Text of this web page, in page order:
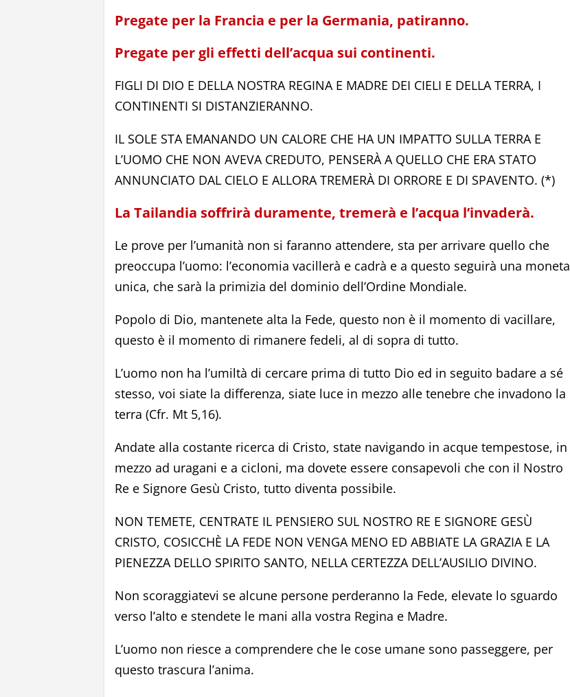
Pregate per la Francia e per la Germania, patiranno.
Pregate per gli effetti dell’acqua sui continenti.
FIGLI DI DIO E DELLA NOSTRA REGINA E MADRE DEI CIELI E DELLA TERRA, I
CONTINENTI SI DISTANZIERANNO.
IL SOLE STA EMANANDO UN CALORE CHE HA UN IMPATTO SULLA TERRA E
L’UOMO CHE NON AVEVA CREDUTO, PENSERÀ A QUELLO CHE ERA STATO
ANNUNCIATO DAL CIELO E ALLORA TREMERÀ DI ORRORE E DI SPAVENTO. (*)
La Tailandia soffrirà duramente, tremerà e l’acqua l’invaderà.
Le prove per l’umanità non si faranno attendere, sta per arrivare quello che
preoccupa l’uomo: l’economia vacillerà e cadrà e a questo seguirà una moneta
unica, che sarà la primizia del dominio dell’Ordine Mondiale.
Popolo di Dio, mantenete alta la Fede, questo non è il momento di vacillare,
questo è il momento di rimanere fedeli, al di sopra di tutto.
L’uomo non ha l’umiltà di cercare prima di tutto Dio ed in seguito badare a sé
stesso, voi siate la differenza, siate luce in mezzo alle tenebre che invadono la
terra (Cfr. Mt 5,16).
Andate alla costante ricerca di Cristo, state navigando in acque tempestose, in
mezzo ad uragani e a cicloni, ma dovete essere consapevoli che con il Nostro
Re e Signore Gesù Cristo, tutto diventa possibile.
NON TEMETE, CENTRATE IL PENSIERO SUL NOSTRO RE E SIGNORE GESÙ
CRISTO, COSICCHÈ LA FEDE NON VENGA MENO ED ABBIATE LA GRAZIA E LA
PIENEZZA DELLO SPIRITO SANTO, NELLA CERTEZZA DELL’AUSILIO DIVINO.
Non scoraggiatevi se alcune persone perderanno la Fede, elevate lo sguardo
verso l’alto e stendete le mani alla vostra Regina e Madre.
L’uomo non riesce a comprendere che le cose umane sono passeggere, per
questo trascura l’anima.